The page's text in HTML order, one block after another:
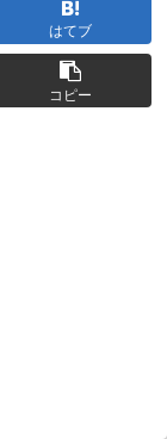
はてブ
コピー